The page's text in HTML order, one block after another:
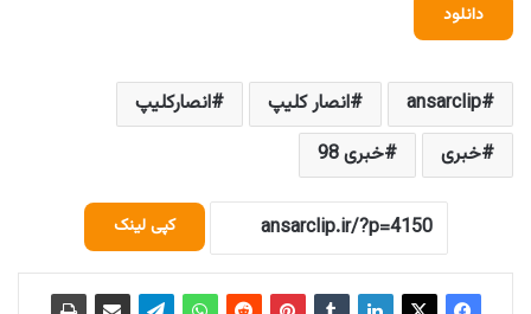
دانلود
ansarclip انصار کلیپ
انصارکلیپ
خبری
خبری 98
کپی لینک